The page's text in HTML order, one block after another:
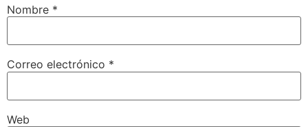
Nombre *
Correo electrónico *
Web